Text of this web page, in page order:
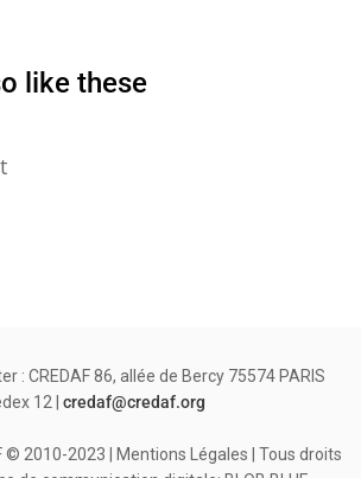
like these
: CREDAF 86, allée de Bercy 75574 PARIS
12 | credaf@credaf.org
© 2010-2023 | Mentions Légales | Tous droits